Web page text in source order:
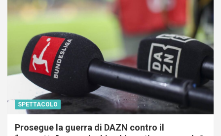
SPETTACOLO
Prosegue la guerra di DAZN contro il